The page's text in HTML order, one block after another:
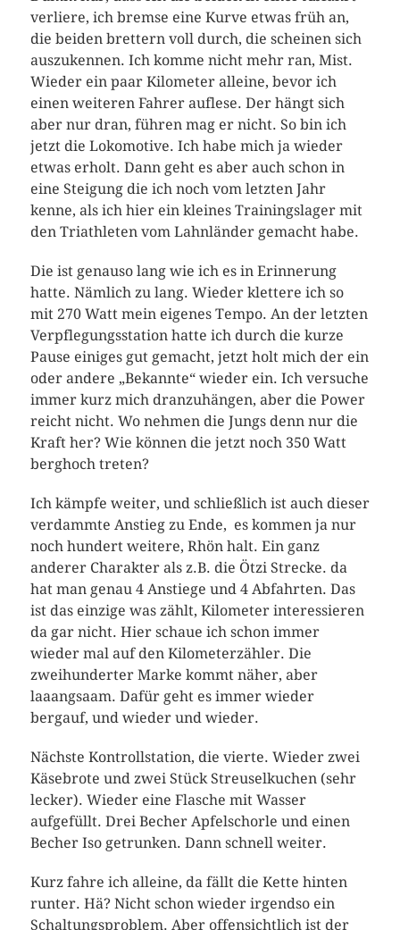
verliere, ich bremse eine Kurve etwas früh an,
die beiden brettern voll durch, die scheinen sich
auszukennen. Ich komme nicht mehr ran, Mist.
Wieder ein paar Kilometer alleine, bevor ich
einen weiteren Fahrer auflese. Der hängt sich
aber nur dran, führen mag er nicht. So bin ich
jetzt die Lokomotive. Ich habe mich ja wieder
etwas erholt. Dann geht es aber auch schon in
eine Steigung die ich noch vom letzten Jahr
kenne, als ich hier ein kleines Trainingslager mit
den Triathleten vom Lahnländer gemacht habe.
Die ist genauso lang wie ich es in Erinnerung
hatte. Nämlich zu lang. Wieder klettere ich so
mit 270 Watt mein eigenes Tempo. An der letzten
Verpflegungsstation hatte ich durch die kurze
Pause einiges gut gemacht, jetzt holt mich der ein
oder andere „Bekannte“ wieder ein. Ich versuche
immer kurz mich dranzuhängen, aber die Power
reicht nicht. Wo nehmen die Jungs denn nur die
Kraft her? Wie können die jetzt noch 350 Watt
berghoch treten?
Ich kämpfe weiter, und schließlich ist auch dieser
verdammte Anstieg zu Ende, es kommen ja nur
noch hundert weitere, Rhön halt. Ein ganz
anderer Charakter als z.B. die Ötzi Strecke. da
hat man genau 4 Anstiege und 4 Abfahrten. Das
ist das einzige was zählt, Kilometer interessieren
da gar nicht. Hier schaue ich schon immer
wieder mal auf den Kilometerzähler. Die
zweihunderter Marke kommt näher, aber
laaangsaam. Dafür geht es immer wieder
bergauf, und wieder und wieder.
Nächste Kontrollstation, die vierte. Wieder zwei
Käsebrote und zwei Stück Streuselkuchen (sehr
lecker). Wieder eine Flasche mit Wasser
aufgefüllt. Drei Becher Apfelschorle und einen
Becher Iso getrunken. Dann schnell weiter.
Kurz fahre ich alleine, da fällt die Kette hinten
runter. Hä? Nicht schon wieder irgendso ein
Schaltungsproblem. Aber offensichtlich ist der